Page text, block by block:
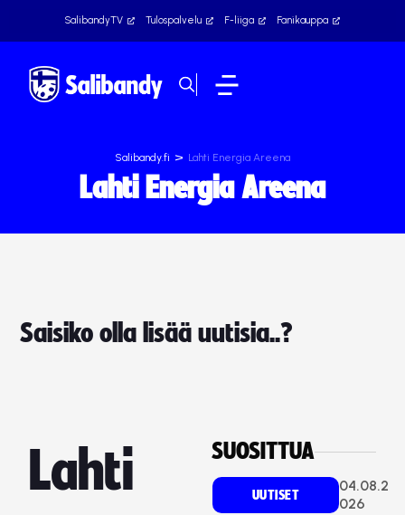
SalibandyTV Tulospalvelu F-liiga Fanikauppa
Salibandy.fi > Lahti Energia Areena
Lahti Energia Areena
Saisiko olla lisää uutisia..?
Lahti
SUOSITTUA
UUTISET
04.08.2
026